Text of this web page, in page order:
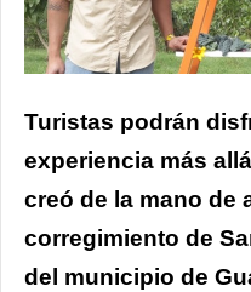
Turistas podrán
experiencia más
creó de la mano de
corregimiento de
del municipio de